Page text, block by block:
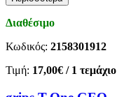
Διαθέσιμο
Κωδικός: 2158301912
Τιμή: 17,00€ / 1 τεμάχιο